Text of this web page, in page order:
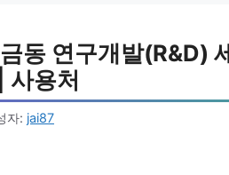
동 연구개발(R&D)
사용처
자: jai87